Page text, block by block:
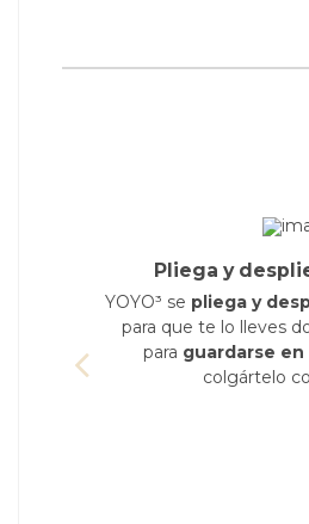
Pliega y
YOYO³ se pliega y
para que te lo lleves
para guardarse
colgártelo